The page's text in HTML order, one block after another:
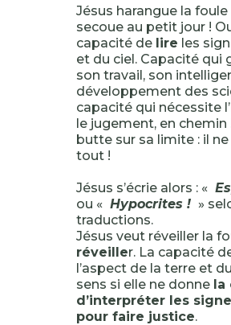
Jésus harangue la
secoue au petit jour !
capacité de lire les
et du ciel. Capacité qui
son travail, son
développement des
capacité qui nécessite
le jugement, en chemin
butte sur sa limite : il
tout !
Jésus s’écrie alors : «
ou « Hypocrites ! »
traductions.
Jésus veut réveiller la
réveiller. La capacité
l’aspect de la terre et
sens si elle ne donne la
d’interpréter les
pour faire justice.